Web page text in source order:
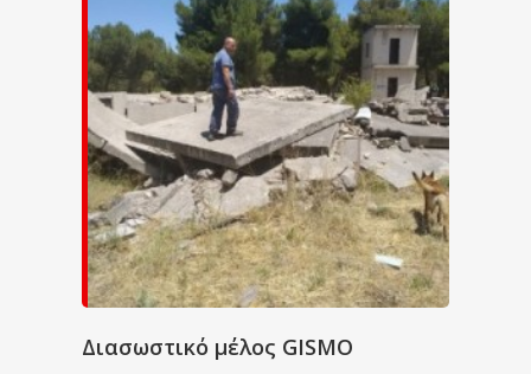
Διασωστικό μέλος GISMO